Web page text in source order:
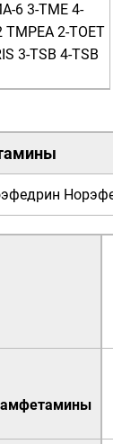
6 3-TME 4-
TMPEA 2-TOET
3-TSB 4-TSB